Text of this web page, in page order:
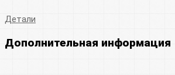
Детали
Дополнительная информация